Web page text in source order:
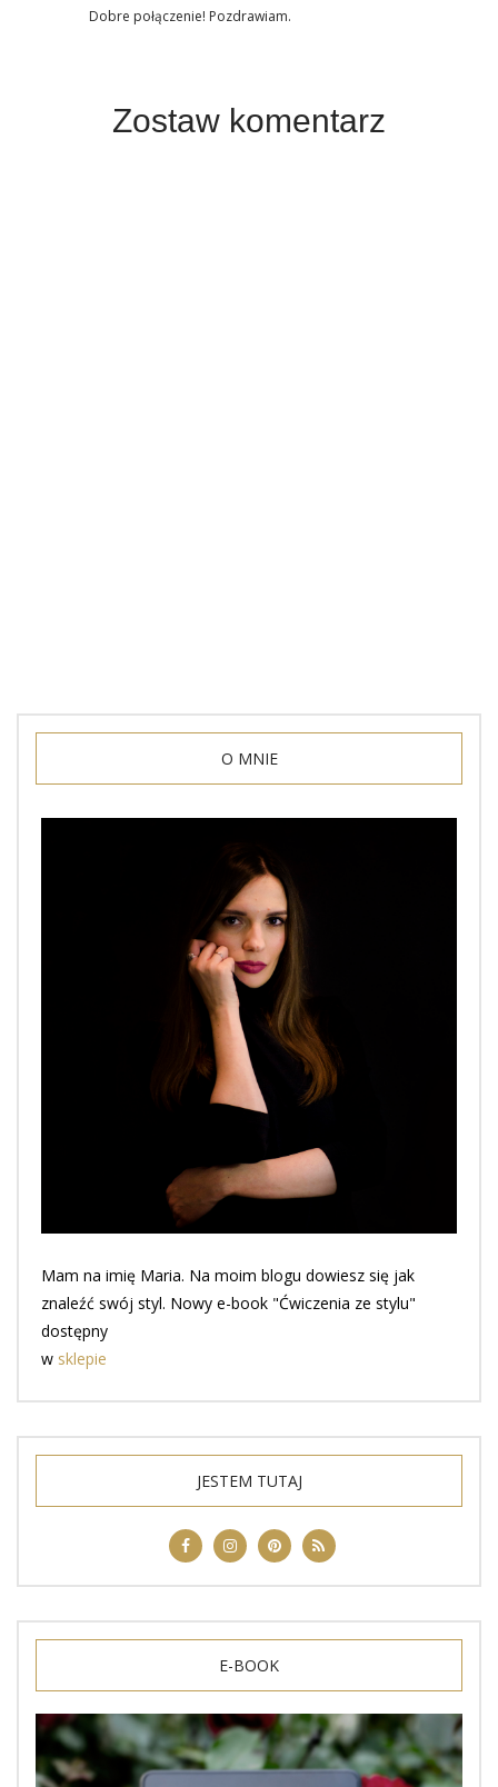
Dobre połączenie! Pozdrawiam.
Zostaw komentarz
O MNIE
Mam na imię Maria. Na moim blogu dowiesz się jak
znaleźć swój styl. Nowy e-book "Ćwiczenia ze stylu"
dostępny
w sklepie
JESTEM TUTAJ
E-BOOK